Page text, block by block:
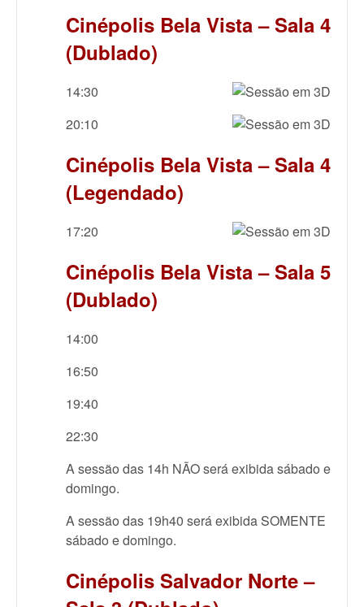
Cinépolis Bela Vista – Sala 4
(Dublado)
14:30
20:10
Cinépolis Bela Vista – Sala 4
(Legendado)
17:20
Cinépolis Bela Vista – Sala 5
(Dublado)
14:00
16:50
19:40
22:30
A sessão das 14h NÃO será exibida sábado e
domingo.
A sessão das 19h40 será exibida SOMENTE
sábado e domingo.
Cinépolis Salvador Norte –